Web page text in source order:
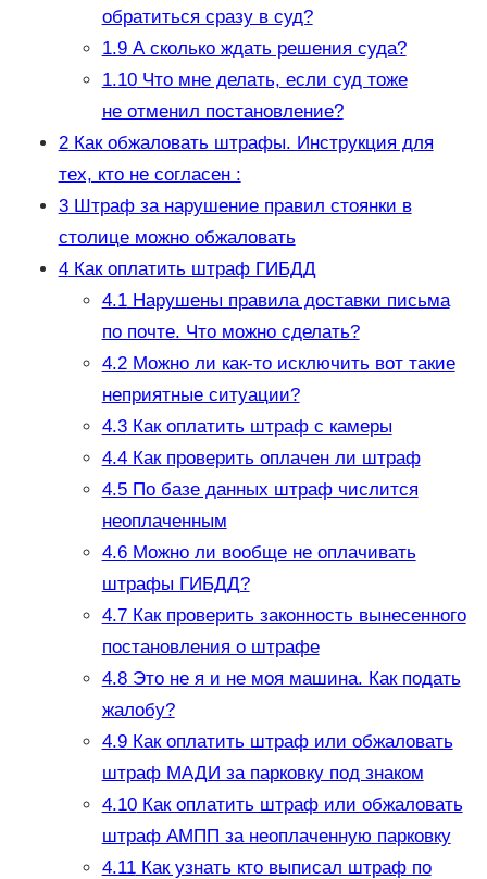
обратиться сразу в суд?
1.9А сколько ждать решения суда?
1.10Что мне делать, если суд тоже
не отменил постановление?
2Как обжаловать штрафы. Инструкция для
тех, кто не согласен :
3Штраф за нарушение правил стоянки в
столице можно обжаловать
4Как оплатить штраф ГИБДД
4.1Нарушены правила доставки письма
по почте. Что можно сделать?
4.2Можно ли как-то исключить вот такие
неприятные ситуации?
4.3Как оплатить штраф с камеры
4.4Как проверить оплачен ли штраф
4.5По базе данных штраф числится
неоплаченным
4.6Можно ли вообще не оплачивать
штрафы ГИБДД?
4.7Как проверить законность вынесенного
постановления о штрафе
4.8Это не я и не моя машина. Как подать
жалобу?
4.9Как оплатить штраф или обжаловать
штраф МАДИ за парковку под знаком
4.10Как оплатить штраф или обжаловать
штраф АМПП за неоплаченную парковку
4.11Как узнать кто выписал штраф по